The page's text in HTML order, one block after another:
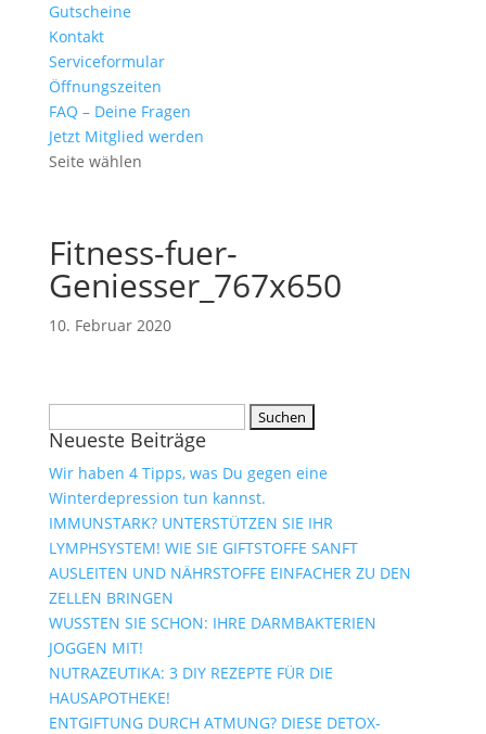
Gutscheine
Kontakt
Serviceformular
Öffnungszeiten
FAQ – Deine Fragen
Jetzt Mitglied werden
Seite wählen
Fitness-fuer-
Geniesser_767x650
10. Februar 2020
nach:
Neueste Beiträge
Wir haben 4 Tipps, was Du gegen eine
Winterdepression tun kannst.
IMMUNSTARK? UNTERSTÜTZEN SIE IHR
LYMPHSYSTEM! WIE SIE GIFTSTOFFE SANFT
AUSLEITEN UND NÄHRSTOFFE EINFACHER ZU DEN
ZELLEN BRINGEN
WUSSTEN SIE SCHON: IHRE DARMBAKTERIEN
JOGGEN MIT!
NUTRAZEUTIKA: 3 DIY REZEPTE FÜR DIE
HAUSAPOTHEKE!
ENTGIFTUNG DURCH ATMUNG? DIESE DETOX-